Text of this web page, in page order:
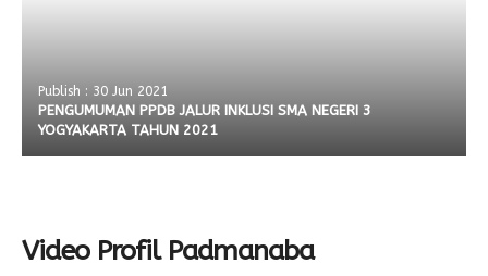
Publish : 30 Jun 2021
PENGUMUMAN PPDB JALUR INKLUSI SMA NEGERI 3
YOGYAKARTA TAHUN 2021
Video Profil Padmanaba